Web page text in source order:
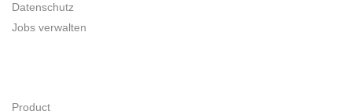
Datenschutz
Jobs verwalten
Product